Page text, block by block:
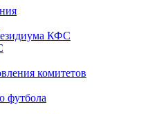
КФС
комитетов
футбола